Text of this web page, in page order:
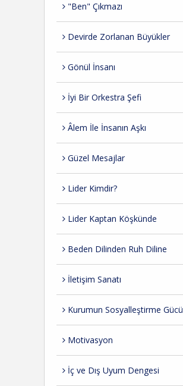
"Ben" Çıkmazı
Devirde Zorlanan Büyükler
Gönül İnsanı
İyi Bir Orkestra Şefi
Âlem İle İnsanın Aşkı
Güzel Mesajlar
Lider Kimdir?
Lider Kaptan Köşkünde
Beden Dilinden Ruh Diline
İletişim Sanatı
Kurumun Sosyalleştirme Gücü
Motivasyon
İç ve Dış Uyum Dengesi